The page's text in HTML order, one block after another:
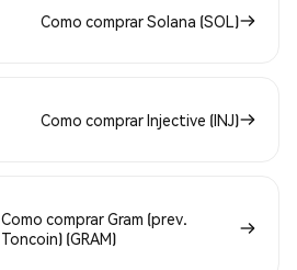
Como comprar Solana (SOL)
Como comprar Injective (INJ)
Como comprar Gram (prev.
Toncoin) (GRAM)